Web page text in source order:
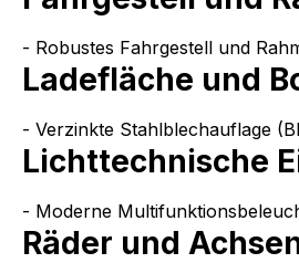
- Robustes Fahrgestell und
Ladefläche und
- Verzinkte Stahlblechauflage
Lichttechnische
- Moderne
Räder und